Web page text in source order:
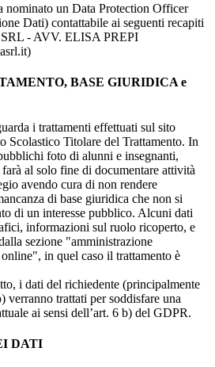
nominato un Data Protection Officer
Dati) contattabile ai seguenti recapiti
- AVV. ELISA PREPI
BASE GIURIDICA e
i trattamenti effettuati sul sito
Scolastico Titolare del Trattamento. In
foto di alunni e insegnanti,
al solo fine di documentare attività
avendo cura di non rendere
di base giuridica che non si
di un interesse pubblico. Alcuni dati
informazioni sul ruolo ricoperto, e
sezione "amministrazione
in quel caso il trattamento è
i dati del richiedente (principalmente
verranno trattati per soddisfare una
ai sensi dell’art. 6 b) del GDPR.
DATI